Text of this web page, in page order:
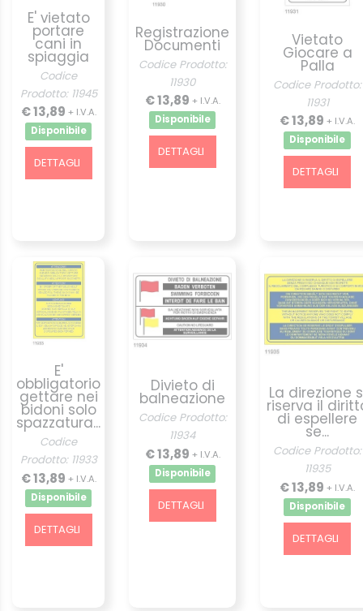
E' vietato
portare
cani in
spiaggia
Codice
Prodotto: 11945
€ 13,89 + I.V.A.
Disponibile
DETTAGLI
Registrazione
Documenti
Codice Prodotto:
11930
€ 13,89 + I.V.A.
Disponibile
DETTAGLI
Vietato
Giocare a
Palla
Codice Prodotto:
11931
€ 13,89 + I.V.A.
Disponibile
DETTAGLI
E'
obbligatorio
gettare nei
bidoni solo
spazzatura...
Codice
Prodotto: 11933
€ 13,89 + I.V.A.
Disponibile
DETTAGLI
Divieto di
balneazione
Codice Prodotto:
11934
€ 13,89 + I.V.A.
Disponibile
DETTAGLI
La direzione
riserva il
di espellere
se...
Codice Prodotto:
11935
€ 13,89 + I.V.A.
Disponibile
DETTAGLI